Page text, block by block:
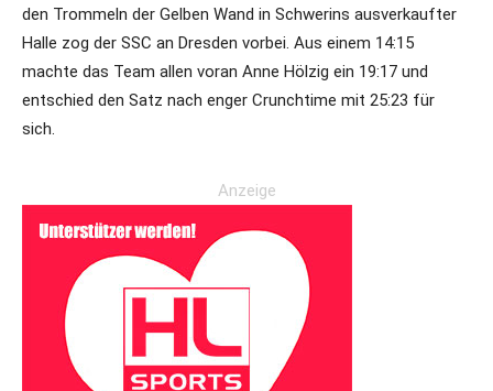
den Trommeln der Gelben Wand in Schwerins ausverkaufter
Halle zog der SSC an Dresden vorbei. Aus einem 14:15
machte das Team allen voran Anne Hölzig ein 19:17 und
entschied den Satz nach enger Crunchtime mit 25:23 für
sich.
Anzeige